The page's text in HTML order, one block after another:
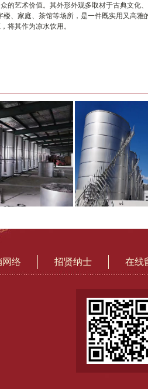
的艺术价值。其外形外观多取材于古典文化
、家庭、茶馆等场所，是一件既实用又高雅
将其作为凉水饮用。
网络 招贤纳士 在线